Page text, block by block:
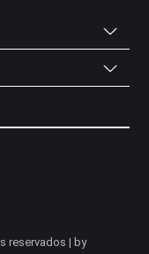
reservados | by